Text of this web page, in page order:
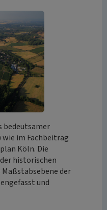
bedeutsamer
im Fachbeitrag
Köln. Die
historischen
der
und